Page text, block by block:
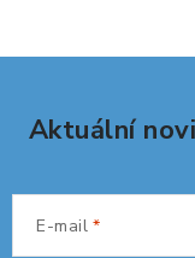
Aktuální
E-mail